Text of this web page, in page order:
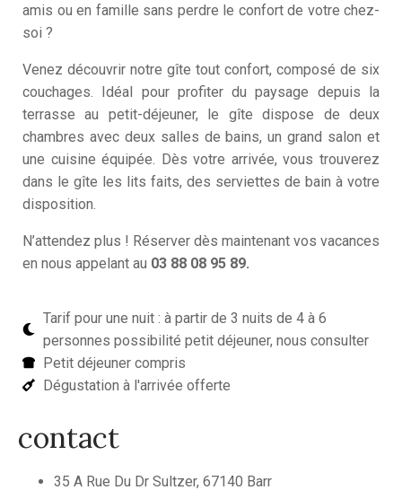
amis ou en famille sans perdre le confort de votre chez-
soi ?
Venez découvrir notre gîte tout confort, composé de six
couchages. Idéal pour profiter du paysage depuis la
terrasse au petit-déjeuner, le gîte dispose de deux
chambres avec deux salles de bains, un grand salon et
une cuisine équipée. Dès votre arrivée, vous trouverez
dans le gîte les lits faits, des serviettes de bain à votre
disposition.
N’attendez plus ! Réserver dès maintenant vos vacances
en nous appelant au 03 88 08 95 89.
Tarif pour une nuit : à partir de 3 nuits de 4 à 6
personnes possibilité petit déjeuner, nous consulter
Petit déjeuner compris
Dégustation à l'arrivée offerte
contact
35 A Rue Du Dr Sultzer, 67140 Barr